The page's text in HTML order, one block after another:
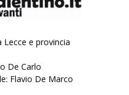
Lecce e provincia
De Carlo
Flavio De Marco